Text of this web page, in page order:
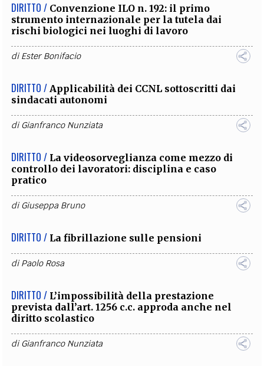
DIRITTO / Convenzione ILO n. 192: il primo
strumento internazionale per la tutela dai
rischi biologici nei luoghi di lavoro
diEster Bonifacio
DIRITTO / Applicabilità dei CCNL sottoscritti dai
sindacati autonomi
diGianfranco Nunziata
DIRITTO / La videosorveglianza come mezzo di
controllo dei lavoratori: disciplina e caso
pratico
diGiuseppa Bruno
DIRITTO / La fibrillazione sulle pensioni
diPaolo Rosa
DIRITTO / L’impossibilità della prestazione
prevista dall’art. 1256 c.c. approda anche nel
diritto scolastico
diGianfranco Nunziata